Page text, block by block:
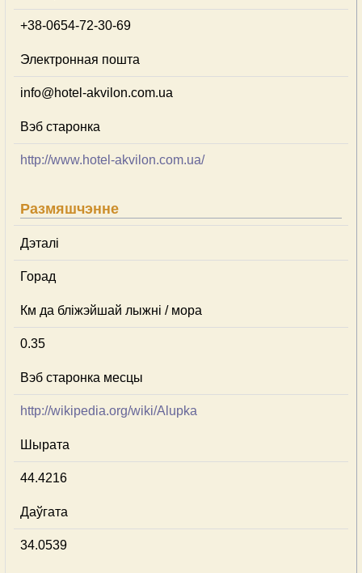
+38-0654-72-30-69
Электронная пошта
info@hotel-akvilon.com.ua
Вэб старонка
http://www.hotel-akvilon.com.ua/
Размяшчэнне
Дэталі
Горад
Км да бліжэйшай лыжні / мора
0.35
Вэб старонка месцы
http://wikipedia.org/wiki/Alupka
Шырата
44.4216
Даўгата
34.0539